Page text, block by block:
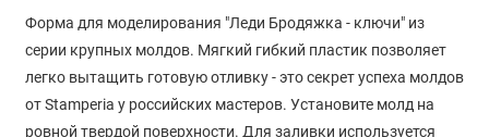
Форма для моделирования "Леди Бродяжка - ключи" из
серии крупных молдов. Мягкий гибкий пластик позволяет
легко вытащить готовую отливку - это секрет успеха молдов
от Stamperia у российских мастеров. Установите молд на
ровной твердой поверхности. Для заливки используется